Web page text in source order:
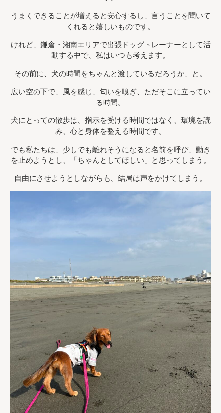
うまくできることが増えると安心するし、言うことを聞いて
くれると嬉しいものです。
けれど、鎌倉・湘南エリアで出張ドッグトレーナーとして活
動する中で、私はいつも考えます。
その前に、犬の時間をちゃんと渡しているだろうか、と。
広い空の下で、風を感じ、匂いを嗅ぎ、ただそこに立ってい
る時間。
犬にとっての散歩は、指示を受ける時間ではなく、環境を読
み、心と身体を整える時間です。
でも私たちは、少しでも離れそうになると名前を呼び、動き
を止めようとし、「ちゃんとしてほしい」と思ってしまう。
自由にさせようとしながらも、結局は声をかけてしまう。